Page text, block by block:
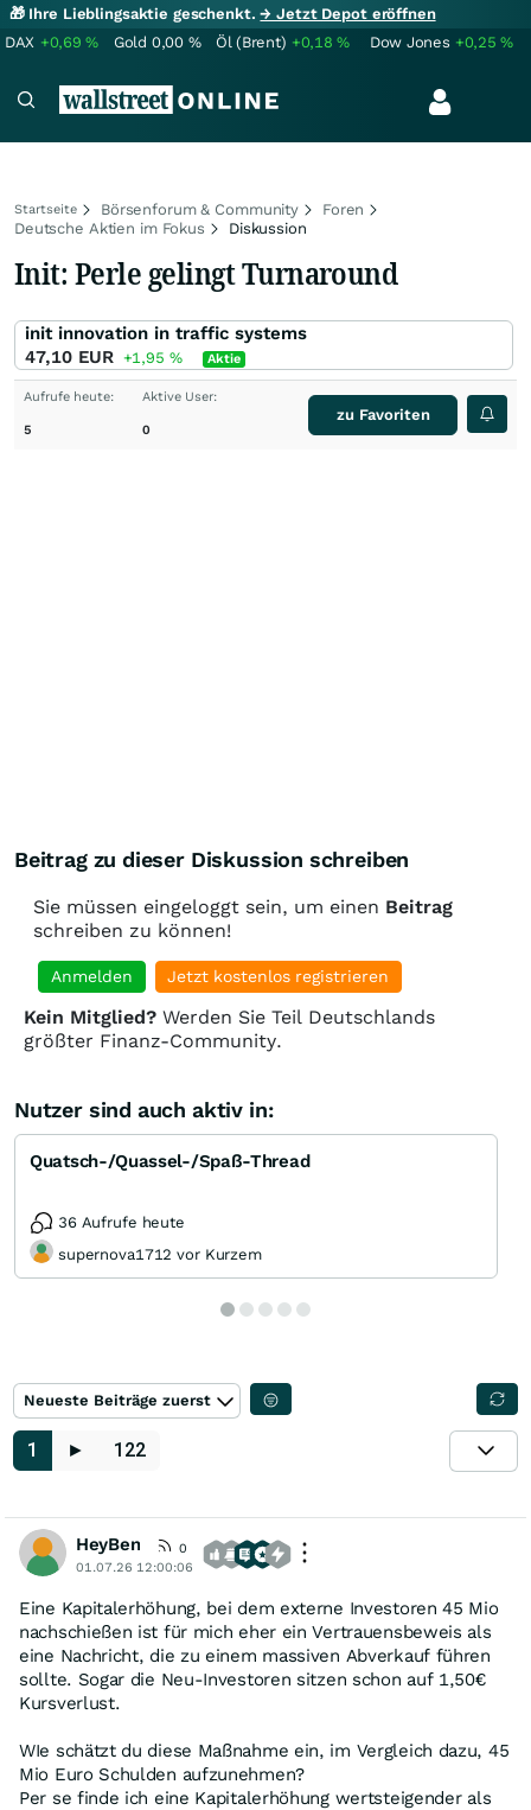
🎁 Ihre Lieblingsaktie geschenkt.→ Jetzt Depot eröffnen
DAX +0,69% Gold 0,00 % Öl (Brent) +0,18% Dow Jones +0,25%
Startseite Börsenforum & Community
Foren
Deutsche Aktien im Fokus
Diskussion
Init: Perle gelingt Turnaround
init innovation in traffic systems
47,10 EUR +1,95 % Aktie
Aufrufe heute:
5
Aktive User:
0
zu Favoriten
Beitrag zu dieser Diskussion schreiben
Sie müssen eingeloggt sein, um einen Beitrag
schreiben zu können!
Anmelden Jetzt kostenlos registrieren
Kein Mitglied? Werden Sie Teil Deutschlands
größter Finanz-Community.
Nutzer sind auch aktiv in:
Quatsch-/Quassel-/Spaß-Thread
36 Aufrufe heute
supernova1712 vor Kurzem
Neueste Beiträge zuerst
1 ► 122
HeyBen
0
01.07.26 12:00:06
Eine Kapitalerhöhung, bei dem externe Investoren 45 Mio
nachschießen ist für mich eher ein Vertrauensbeweis als
eine Nachricht, die zu einem massiven Abverkauf führen
sollte. Sogar die Neu-Investoren sitzen schon auf 1,50€
Kursverlust.
WIe schätzt du diese Maßnahme ein, im Vergleich dazu, 45
Mio Euro Schulden aufzunehmen?
Per se finde ich eine Kapitalerhöhung wertsteigender als